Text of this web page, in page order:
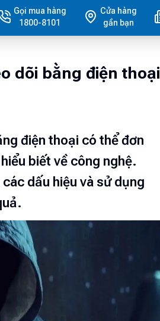
Gọi mua hàng
1800-8101
Cửa hàng
gần bạn
dõi bằng điện thoại
điện thoại có thể đơn
biết về công nghệ.
dấu hiệu và sử dụng